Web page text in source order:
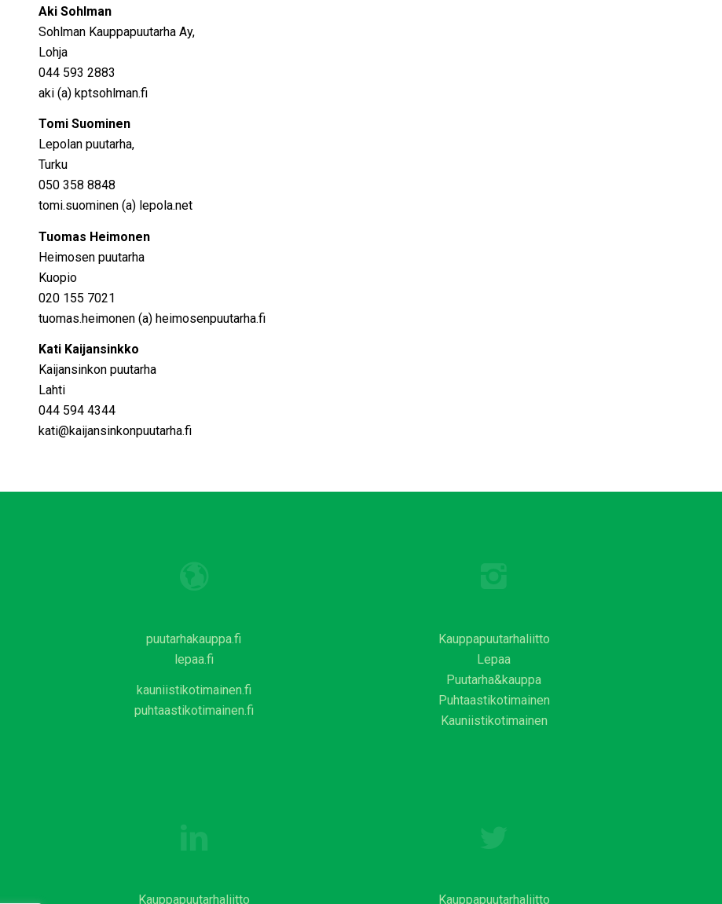
Aki Sohlman
Sohlman Kauppapuutarha Ay,
Lohja
044 593 2883
aki (a) kptsohlman.fi
Tomi Suominen
Lepolan puutarha,
Turku
050 358 8848
tomi.suominen (a) lepola.net
Tuomas Heimonen
Heimosen puutarha
Kuopio
020 155 7021
tuomas.heimonen (a) heimosenpuutarha.fi
Kati Kaijansinkko
Kaijansinkon puutarha
Lahti
044 594 4344
kati@kaijansinkonpuutarha.fi
puutarhakauppa.fi
lepaa.fi
kauniistikotimainen.fi
puhtaastikotimainen.fi
Kauppapuutarhaliitto
Lepaa
Puutarha&kauppa
Puhtaastikotimainen
Kauniistikotimainen
Kauppapuutarhaliitto Kauppapuutarhaliitto